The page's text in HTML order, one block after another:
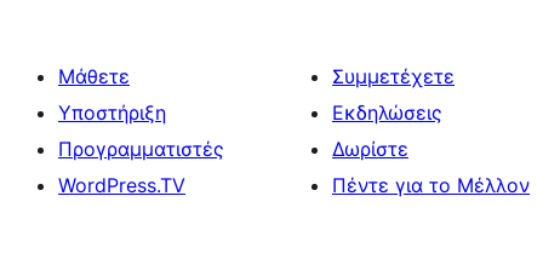
Μάθετε
Υποστήριξη
Προγραμματιστές
WordPress.TV
Συμμετέχετε
Εκδηλώσεις
Δωρίστε
Πέντε για το Μέλλον